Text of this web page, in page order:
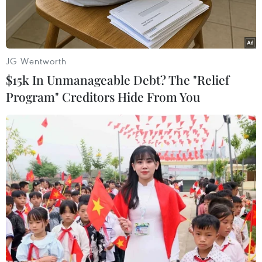
Quảng Trị có báo cáo thựctrạng tại Nhà máy
thủy điện Đakrông, theo chỉ đạo của Ủy ban
Nhân dân tỉnh vềviệc kiểm tra chất lượng công
trình xây dựng và quy trình vận hành tích nước
Theo đó, Sở Xây dựng và Cục Giám định Nhà
nước về chất lượng công trình xây dựngthuộc
Bộ Xây dựng đã trực tiếp đi kiểm tra hiện
trường nhà máy. Qua kiểm tra chothấy công
trình cơ bản hoàn thành theo thiết kế; đã thi
công xong phần đập, vaiđập phải và trái, lắp đặt
xong toàn bộ hai tổ máy, nhà đặt máy, cửa và
van nước.Riêng phần đập tràn theo công nghệ
tràn phím piano đang thi công, có ba
khoanggiáp vai trái đập chưa thi công.
JG Wentworth
$15k In Unmanageable Debt? The "Relief
Program" Creditors Hide From You